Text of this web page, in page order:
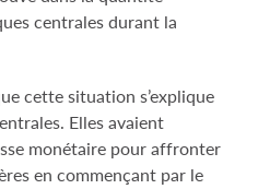
centrales durant la
cette situation s’explique
Elles avaient
monétaire pour affronter
en commençant par le